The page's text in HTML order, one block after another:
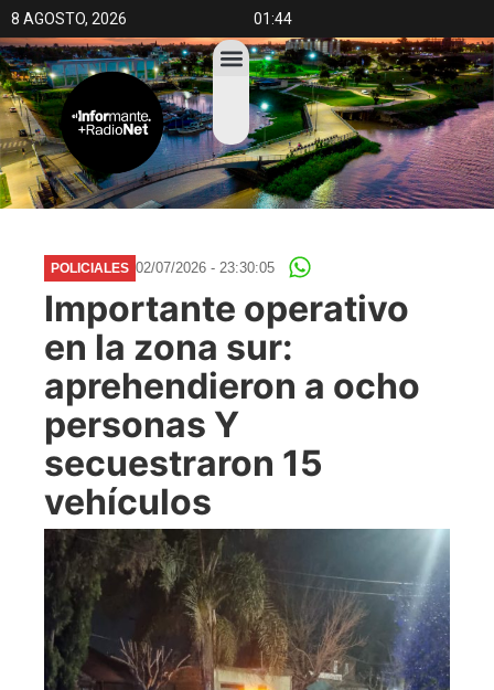
8 AGOSTO, 2026 01:44
POLICIALES 02/07/2026 - 23:30:05
Importante operativo
en la zona sur:
aprehendieron a ocho
personas Y
secuestraron 15
vehículos